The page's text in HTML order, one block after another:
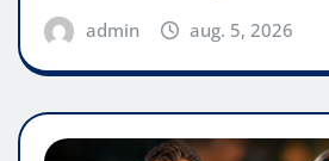
admin aug. 5, 2026